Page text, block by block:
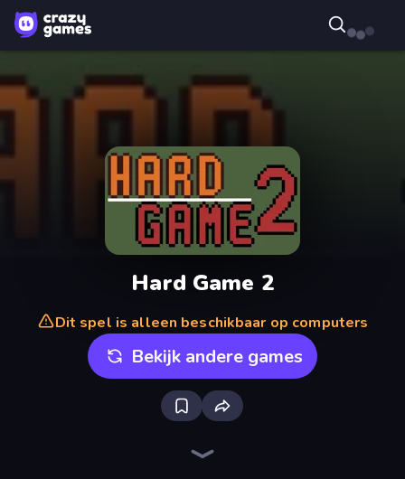
Hard Game 2
Dit spel is alleen beschikbaar op computers
Bekijk andere games